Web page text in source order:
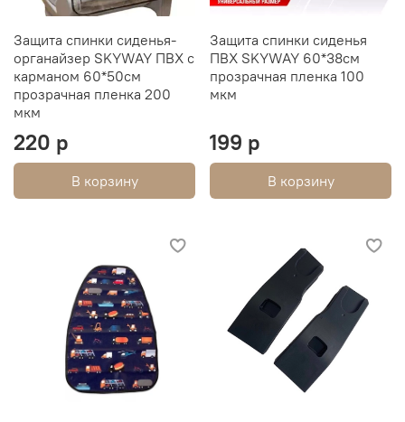
Защита спинки сиденья-
органайзер SKYWAY ПВХ с
карманом 60*50см
прозрачная пленка 200
мкм
220 р
В корзину
Защита спинки сиденья
ПВХ SKYWAY 60*38см
прозрачная пленка 100
мкм
199 р
В корзину